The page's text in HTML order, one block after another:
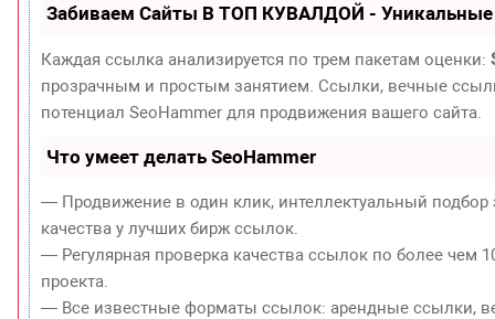
Забиваем Сайты В ТОП КУВАЛДОЙ - Уникальные
Каждая ссылка анализируется по трем пакетам оценки:
прозрачным и простым занятием. Ссылки, вечные
потенциал SeoHammer для продвижения вашего сайта.
Что умеет делать SeoHammer
— Продвижение в один клик, интеллектуальный
качества у лучших бирж ссылок.
— Регулярная проверка качества ссылок по более чем
проекта.
— Все известные форматы ссылок: арендные ссылки,